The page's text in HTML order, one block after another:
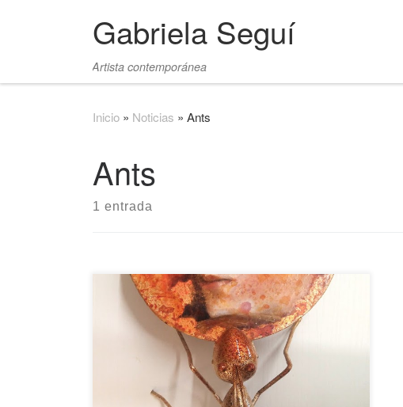
Saltar al contenidoGabriela Seguí
Artista contemporánea
Inicio » Noticias » Ants
Ants
1 entrada
Haz clic en las imágenes para ampliarlas.
También os dejo un enlace a una publicación en
este diario:
https://www.ultimahora.es/noticias/cultura/2020/0
3/09/1147331/treballadores-ants-homenaje-
artistico-mujeres-currantas-han-pasado-